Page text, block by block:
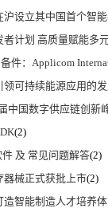
设立其中国首个智能
计划 高质量赋能多
Applicom International
发展 两家公司合作开发高性能储能和太
中国数字供应链创新
(2)
及 常见问题解答(2)
器械正式获批上市(2)
智能制造人才培养